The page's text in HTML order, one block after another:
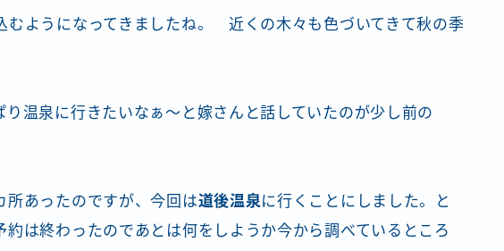
むようになってきましたね。 近くの木々も色づいてきて秋の季
り温泉に行きたいなぁ～と嫁さんと話していたのが少し前の
所あったのですが、今回は道後温泉に行くことにしました。と
約は終わったのであとは何をしようか今から調べているところ